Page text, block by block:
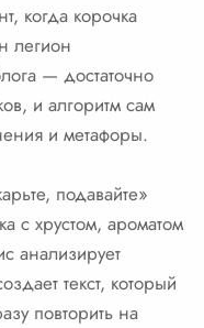
когда корочка
легион
— достаточно
и алгоритм сам
и метафоры.
подавайте»
с хрустом, ароматом
анализирует
текст, который
повторить на